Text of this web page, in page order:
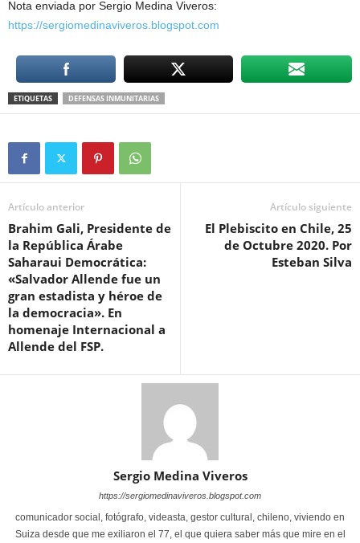
Nota enviada por Sergio Medina Viveros:
https://sergiomedinaviveros.blogspot.com
ETIQUETAS DEFENSAS INMUNITARIAS
Artículo anterior
Brahim Gali, Presidente de
la República Árabe
Saharaui Democrática:
«Salvador Allende fue un
gran estadista y héroe de
la democracia». En
homenaje Internacional a
Allende del FSP.
Artículo siguiente
El Plebiscito en Chile, 25
de Octubre 2020. Por
Esteban Silva
Sergio Medina Viveros
https://sergiomedinaviveros.blogspot.com
comunicador social, fotógrafo, videasta, gestor cultural, chileno, viviendo en
Suiza desde que me exiliaron el 77, el que quiera saber más que mire en el